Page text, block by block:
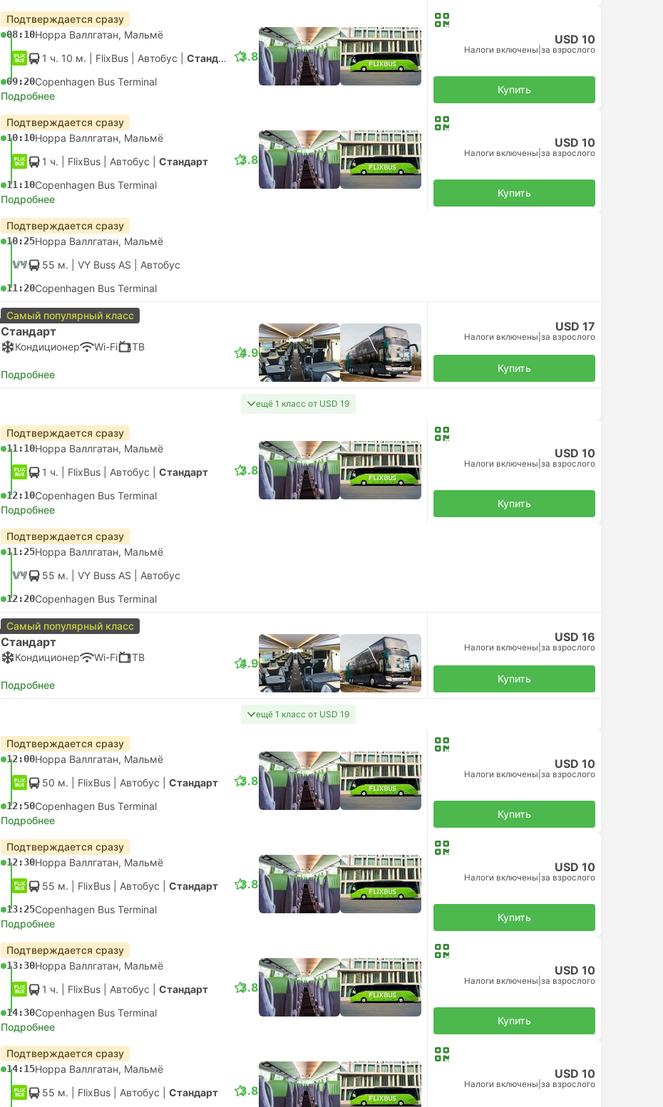
Подтверждается сразу
08:10Норра Валлгатан, Мальмё
1 ч. 10 м. | FlixBus Автобус Стандарт
09:20Copenhagen Bus Terminal
3.8
Подробнее
USD 10
Налоги включены за взрослого
Купить
Подтверждается сразу
10:10Норра Валлгатан, Мальмё
1 ч. | FlixBus Автобус Стандарт
11:10Copenhagen Bus Terminal
3.8
Подробнее
USD 10
Налоги включены за взрослого
Купить
Подтверждается сразу
10:25Норра Валлгатан, Мальмё
55 м. | VY Buss AS Автобус
11:20Copenhagen Bus Terminal
Самый популярный класс
Стандарт
Кондиционер Wi-Fi ТВ
Подробнее
4.9
USD 17
Налоги включены за взрослого
Купить
ещё 1 класс от USD 19
Подтверждается сразу
11:10Норра Валлгатан, Мальмё
1 ч. | FlixBus Автобус Стандарт
12:10Copenhagen Bus Terminal
3.8
Подробнее
USD 10
Налоги включены за взрослого
Купить
Подтверждается сразу
11:25Норра Валлгатан, Мальмё
55 м. | VY Buss AS Автобус
12:20Copenhagen Bus Terminal
Самый популярный класс
Стандарт
Кондиционер Wi-Fi ТВ
Подробнее
4.9
USD 16
Налоги включены за взрослого
Купить
ещё 1 класс от USD 19
Подтверждается сразу
12:00Норра Валлгатан, Мальмё
50 м. | FlixBus Автобус Стандарт
12:50Copenhagen Bus Terminal
3.8
Подробнее
USD 10
Налоги включены за взрослого
Купить
Подтверждается сразу
12:30Норра Валлгатан, Мальмё
55 м. | FlixBus Автобус Стандарт
13:25Copenhagen Bus Terminal
3.8
Подробнее
USD 10
Налоги включены за взрослого
Купить
Подтверждается сразу
13:30Норра Валлгатан, Мальмё
1 ч. | FlixBus Автобус Стандарт
14:30Copenhagen Bus Terminal
3.8
Подробнее
USD 10
Налоги включены за взрослого
Купить
Подтверждается сразу
14:15Норра Валлгатан, Мальмё
55 м. | FlixBus Автобус Стандарт 3.8
USD 10
Налоги включены за взрослого